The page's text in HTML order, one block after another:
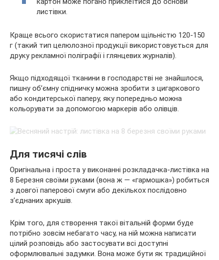
листівки.
Краще всього скористатися папером щільністю 120-150
г (такий тип целюлозної продукції використовується для
друку рекламної поліграфії і глянцевих журналів).
Якщо підходящої тканини в господарстві не знайшлося,
пишну об’ємну спідничку можна зробити з цигаркового
або кондитерської паперу, яку попередньо можна
кольорувати за допомогою маркерів або олівців.
Для тисячі слів
Оригінальна і проста у виконанні розкладачка-листівка на
8 Березня своїми руками (вона ж — «гармошка») робиться
з довгої паперової смуги або декількох послідовно
з’єднаних аркушів.
Крім того, для створення такої вітальній форми буде
потрібно зовсім небагато часу, на ній можна написати
цілий розповідь або застосувати всі доступні
оформлювальні задумки. Вона може бути як традиційної